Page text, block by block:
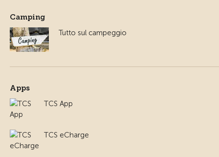
Camping
Tutto sul campeggio
Apps
TCS App
TCS eCharge